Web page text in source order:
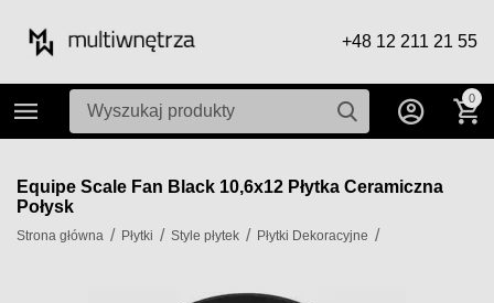
+48 12 211 21 55
0
Equipe Scale Fan Black 10,6x12 Płytka Ceramiczna
Połysk
Strona główna / Płytki / Style płytek / Płytki Dekoracyjne /